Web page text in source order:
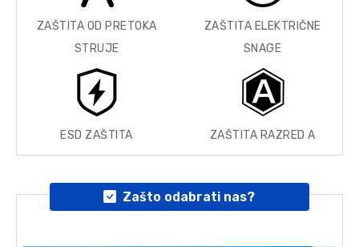
ZAŠTITA OD PRETOKA
STRUJE
ZAŠTITA ELEKTRIČNE
SNAGE
ESD ZAŠTITA ZAŠTITA RAZRED A
Zašto odabrati nas?